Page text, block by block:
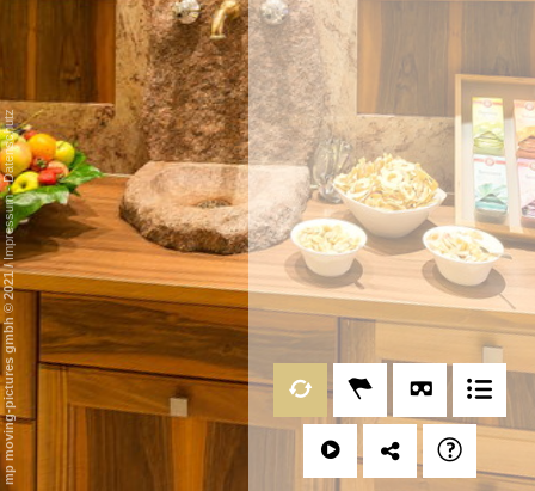
mp moving-pictures gmbh © 2021
/
Impressum
-
Datenschutz